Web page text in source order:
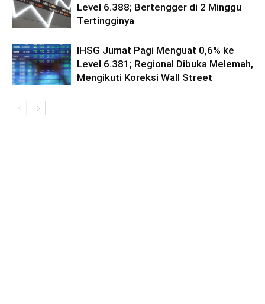
Level 6.388; Bertengger di 2 Minggu
Tertingginya
IHSG Jumat Pagi Menguat 0,6% ke
Level 6.381; Regional Dibuka Melemah,
Mengikuti Koreksi Wall Street